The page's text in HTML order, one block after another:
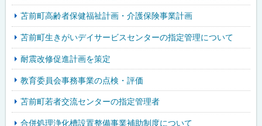
苫前町高齢者保健福祉計画・介護保険事業計画
苫前町生きがいデイサービスセンターの指定管理について
耐震改修促進計画を策定
教育委員会事務事業の点検・評価
苫前町若者交流センターの指定管理者
合併処理浄化槽設置整備事業補助制度について